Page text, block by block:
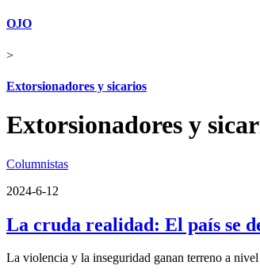
OJO
>
Extorsionadores y sicarios
Extorsionadores y
Columnistas
2024-6-12
La cruda realidad: El país se
La violencia y la inseguridad ganan terreno a